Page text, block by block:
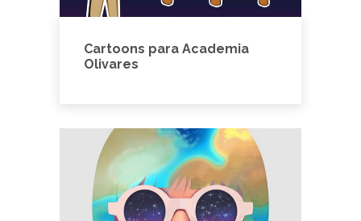
Cartoons para Academia
Olivares